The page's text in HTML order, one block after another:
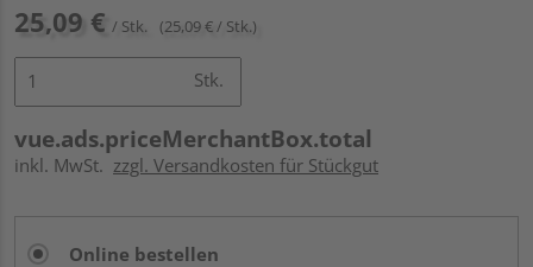
25,09 € / Stk. (25,09 € / Stk.)
Stk.
vue.ads.priceMerchantBox.total
inkl. MwSt. zzgl. Versandkosten für Stückgut
Online bestellen